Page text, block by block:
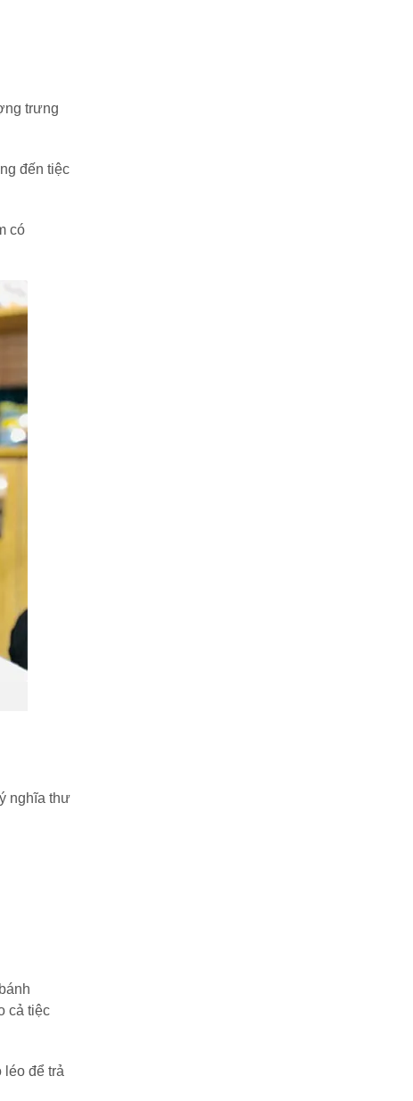
trưng
đến tiệc
có
nghĩa thư
cả tiệc
léo để trả